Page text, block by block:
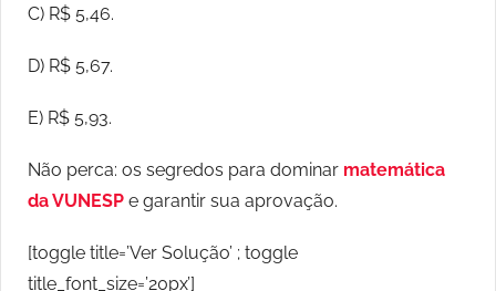
C) R$ 5,46.
D) R$ 5,67.
E) R$ 5,93.
Não perca: os segredos para dominar matemática
da VUNESP e garantir sua aprovação.
[toggle title=’Ver Solução’ ; toggle
title_font_size=’20px’]